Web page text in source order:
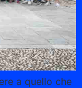
a quello che